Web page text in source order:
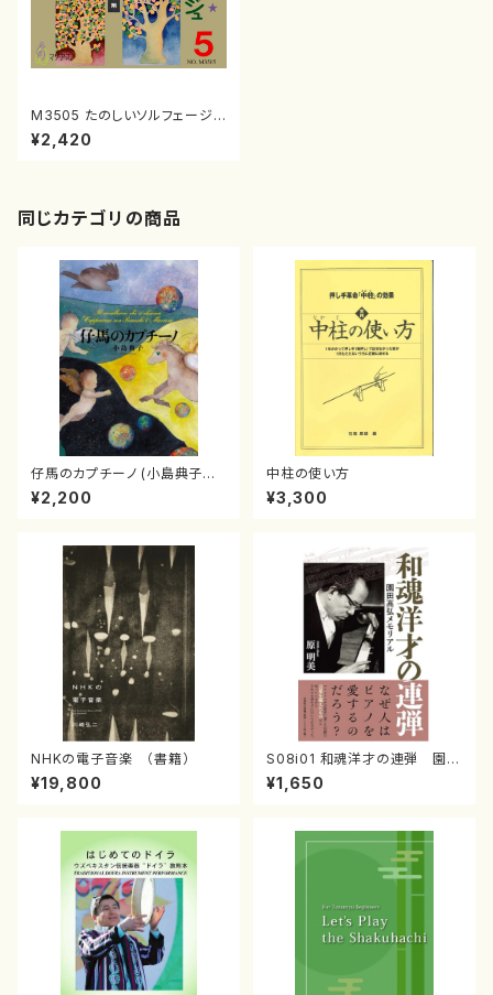
M3505 たのしいソルフェージュ
5巻（ソルフェージュテキスト/田
中範康/テキスト）
¥2,420
同じカテゴリの商品
仔馬のカプチーノ (小島典子／
書籍)
¥2,200
中柱の使い方
¥3,300
NHKの電子音楽 （書籍）
¥19,800
S08i01 和魂洋才の連弾 園田
高弘メモリアル （原明美/書籍）
¥1,650